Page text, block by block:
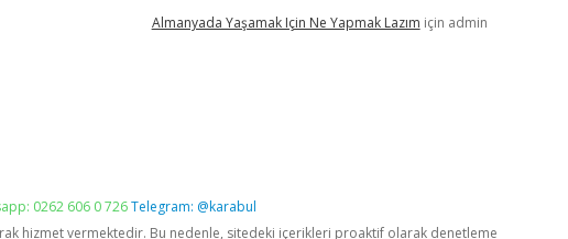
Almanyada Yaşamak Için Ne Yapmak Lazım için admin
0262 606 0 726Telegram: @karabul
hizmet vermektedir. Bu nedenle, sitedeki içerikleri proaktif olarak denetleme